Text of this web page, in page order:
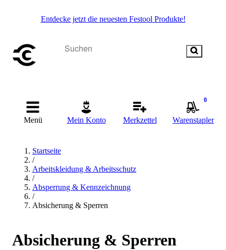
Entdecke jetzt die neuesten Festool Produkte!
Menü Mein Konto Merkzettel
0
Warenstapler
Startseite
/
Arbeitskleidung & Arbeitsschutz
/
Absperrung & Kennzeichnung
/
Absicherung & Sperren
Absicherung & Sperren